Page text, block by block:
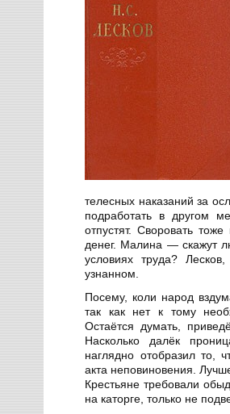
телесных наказаний за
подработать в другом
отпустят. Своровать
денег. Малина — скажут
условиях труда?
узнанном.
Посему, коли народ
так как нет к тому
Остаётся думать,
Насколько далёк
наглядно отобразил то,
акта неповиновения.
Крестьяне требовали
на каторге, только не